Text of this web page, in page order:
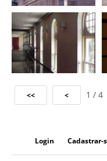
1 / 4
Login Cadastrar-